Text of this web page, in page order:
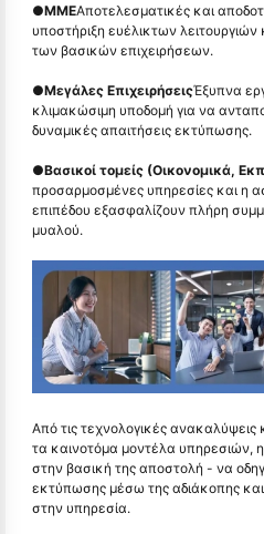
●ΜΜΕΑποτελεσματικές και
υποστήριξη ευέλικτων
των βασικών επιχειρήσεων.
●Μεγάλες ΕπιχειρήσειςΈξυπνα
κλιμακώσιμη υποδομή για να
δυναμικές απαιτήσεις εκτύπωσης.
●Βασικοί τομείς (Οικονομικά,
προσαρμοσμένες υπηρεσίες και η
επιπέδου εξασφαλίζουν πλήρη
μυαλού.
Από τις τεχνολογικές ανακαλύψεις
τα καινοτόμα μοντέλα υπηρεσιών,
στην βασική της αποστολή - να
εκτύπωσης μέσω της αδιάκοπης
στην υπηρεσία.